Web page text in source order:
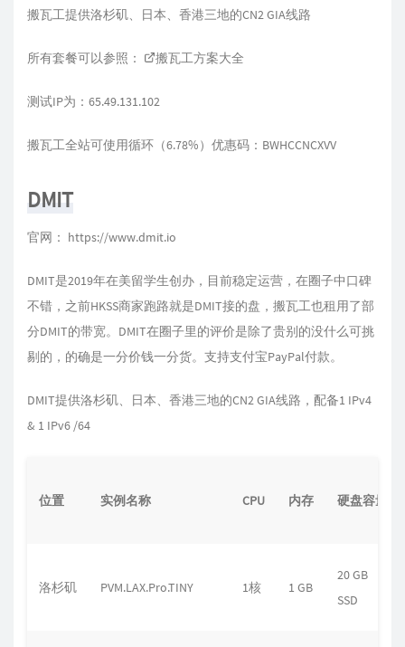
搬瓦工提供洛杉矶、日本、香港三地的CN2 GIA线路
所有套餐可以参照： 搬瓦工方案大全
测试IP为：65.49.131.102
搬瓦工全站可使用循环（6.78%）优惠码：BWHCCNCXVV
DMIT
官网： https://www.dmit.io
DMIT是2019年在美留学生创办，目前稳定运营，在圈子中口碑
不错，之前HKSS商家跑路就是DMIT接的盘，搬瓦工也租用了部
分DMIT的带宽。DMIT在圈子里的评价是除了贵别的没什么可挑
剔的，的确是一分价钱一分货。支持支付宝PayPal付款。
DMIT提供洛杉矶、日本、香港三地的CN2 GIA线路，配备1 IPv4
& 1 IPv6 /64
位置 实例名称 CPU 内存 硬盘容量
洛杉矶 PVM.LAX.Pro.TINY 1核 1 GB
20 GB
SSD